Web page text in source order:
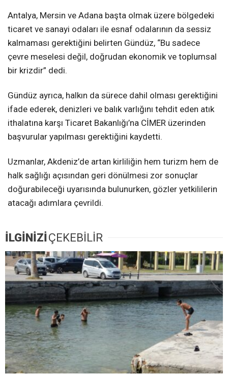
Antalya, Mersin ve Adana başta olmak üzere bölgedeki
ticaret ve sanayi odaları ile esnaf odalarının da sessiz
kalmaması gerektiğini belirten Gündüz, “Bu sadece
çevre meselesi değil, doğrudan ekonomik ve toplumsal
bir krizdir” dedi.
Gündüz ayrıca, halkın da sürece dahil olması gerektiğini
ifade ederek, denizleri ve balık varlığını tehdit eden atık
ithalatına karşı Ticaret Bakanlığı’na CİMER üzerinden
başvurular yapılması gerektiğini kaydetti.
Uzmanlar, Akdeniz’de artan kirliliğin hem turizm hem de
halk sağlığı açısından geri dönülmesi zor sonuçlar
doğurabileceği uyarısında bulunurken, gözler yetkililerin
atacağı adımlara çevrildi.
İLGİNİZİÇEKEBİLİR